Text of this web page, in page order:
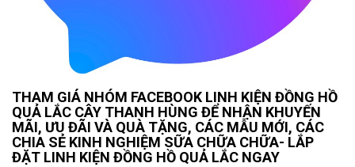
THAM GIÁ NHÓM FACEBOOK LINH KIỆN ĐỒNG HỒ
QUẢ LẮC CÂY THANH HÙNG ĐỂ NHẬN KHUYẾN
MÃI, ƯU ĐÃI VÀ QUÀ TẶNG, CÁC MẪU MỚI, CÁC
CHIA SẺ KINH NGHIỆM SỮA CHỮA CHỮA- LẮP
ĐẶT LINH KIỆN ĐỒNG HỒ QUẢ LẮC NGAY